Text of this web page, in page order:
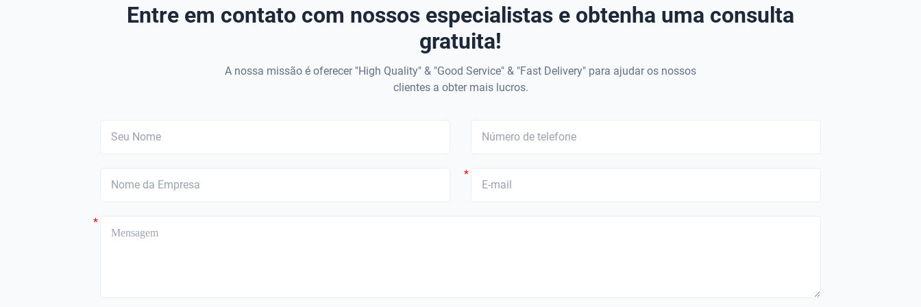
Entre em contato com nossos especialistas e obtenha uma consulta
gratuita!
A nossa missão é oferecer "High Quality" & "Good Service" & "Fast Delivery" para ajudar os nossos
clientes a obter mais lucros.
*
*